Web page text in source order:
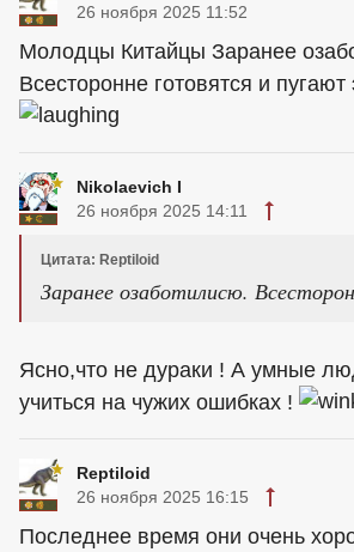
26 ноября 2025 11:52
Молодцы Китайцы Заранее
Всесторонне готовятся и
Nikolaevich I
26 ноября 2025 14:11
Цитата: Reptiloid
Заранее озаботилисю.
Ясно,что не дураки ! А умные
учиться на чужих ошибках !
Reptiloid
26 ноября 2025 16:15
Последнее время они очень